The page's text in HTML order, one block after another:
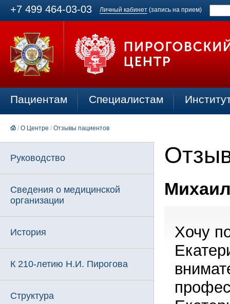
+7 499 464-03-03 Личный кабинет (запись на прием)
Пациентам Специалистам
/ О Центре / Отзывы пациентов
Руководство
Сведения о медицинской
организации
История
К 210-летию Н.И. Пирогова
Структура
Хочу